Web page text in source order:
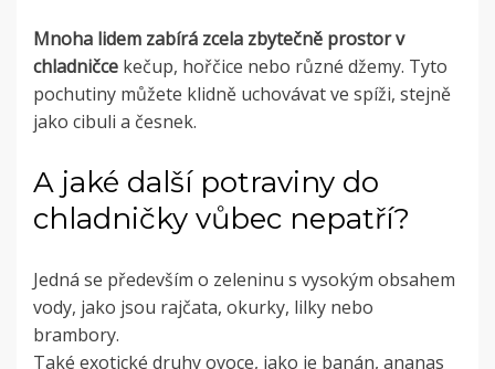
Mnoha lidem zabírá zcela zbytečně prostor v
chladničce kečup, hořčice nebo různé džemy. Tyto
pochutiny můžete klidně uchovávat ve spíži, stejně
jako cibuli a česnek.
A jaké další potraviny do
chladničky vůbec nepatří?
Jedná se především o zeleninu s vysokým obsahem
vody, jako jsou rajčata, okurky, lilky nebo
brambory.
Také exotické druhy ovoce, jako je banán, ananas